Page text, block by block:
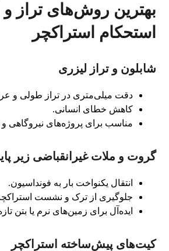
بهترین روش‌های تراز
استحکام استراکچر
شابلون و تراز لیزری
دقت میلی‌متری در تراز طولی و
کاهش خطای انسانی.
مناسب برای پروژه‌های نیروگاهی
گروت و ملات غیرانقباضی زیر
انتقال یکنواخت بار به فونداسیون.
جلوگیری از ترک و نشست
ایده‌آل برای زمین‌های نرم یا بتن
کیت‌های پیش‌ساخته استراکچر